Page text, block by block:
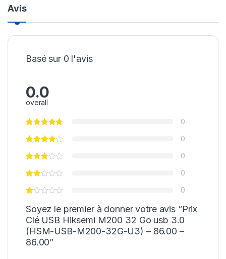
Avis
Basé sur 0 l'avis
0.0
overall
0
0
0
0
0
Soyez le premier à donner votre avis “Prix
Clé USB Hiksemi M200 32 Go usb 3.0
(HSM-USB-M200-32G-U3) – 86.00 –
86.00”